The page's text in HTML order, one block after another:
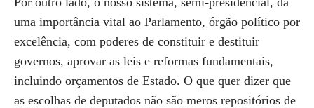
uma importância vital ao Parlamento, órgão político por
excelência, com poderes de constituir e destituir
governos, aprovar as leis e reformas fundamentais,
incluindo orçamentos de Estado. O que quer dizer que
as escolhas de deputados não são meros repositórios de